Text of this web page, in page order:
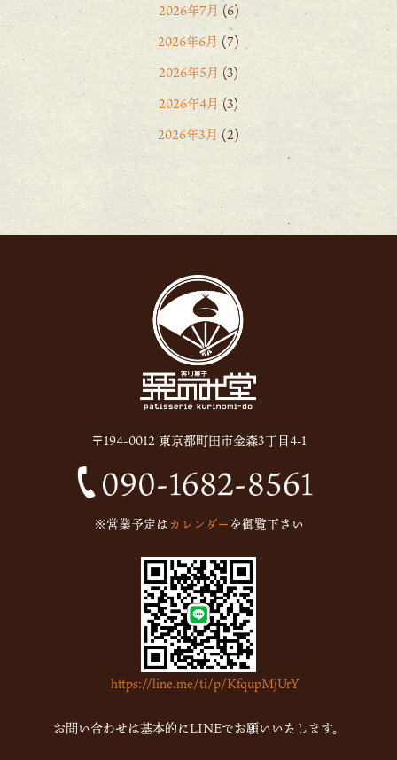
2026年7月 (6)
2026年6月 (7)
2026年5月 (3)
2026年4月 (3)
2026年3月 (2)
(15)
2025年10月(6)
2025年9月(11)
2025年8月(11)
2025年7月(12)
2025年6月(13)
2024年12月(1)
2024年10月(1)
2023年2月(4)
2023年1月(7)
2022年12月(15)
2022年11月(16)
2022年10月(6)
2022年9月(1)
〒194-0012 東京都町田市金森3丁目4-1
※営業予定はカレンダーを御覧下さい
https://line.me/ti/p/KfqupMjUrY
お問い合わせは基本的にLINEでお願いいたします。